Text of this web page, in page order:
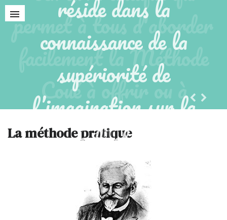
réside dans la
connaissance de la
supériorité de
l’imagination sur la
volonté.”
La méthode pratique